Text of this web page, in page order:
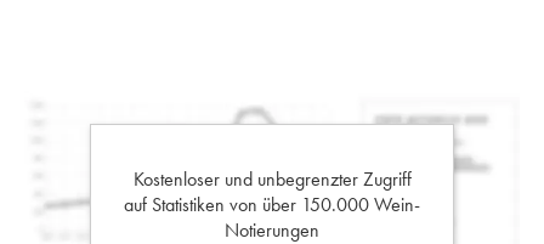
Kostenloser und unbegrenzter Zugriff
auf Statistiken von über 150.000 Wein-
Notierungen